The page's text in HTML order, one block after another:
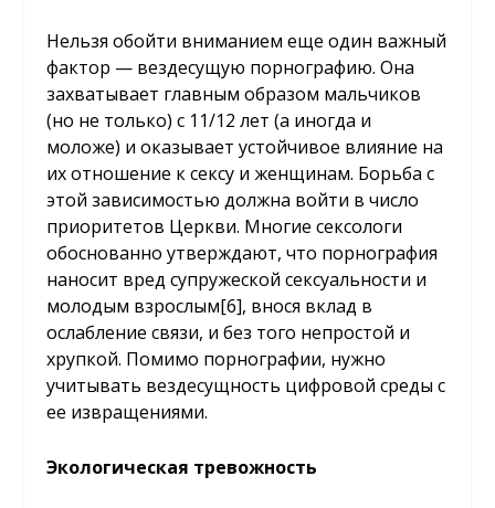
Нельзя обойти вниманием еще один важный
фактор — вездесущую порнографию. Она
захватывает главным образом мальчиков
(но не только) с 11/12 лет (а иногда и
моложе) и оказывает устойчивое влияние на
их отношение к сексу и женщинам. Борьба с
этой зависимостью должна войти в число
приоритетов Церкви. Многие сексологи
обоснованно утверждают, что порнография
наносит вред супружеской сексуальности и
молодым взрослым[6], внося вклад в
ослабление связи, и без того непростой и
хрупкой. Помимо порнографии, нужно
учитывать вездесущность цифровой среды с
ее извращениями.
Экологическая тревожность